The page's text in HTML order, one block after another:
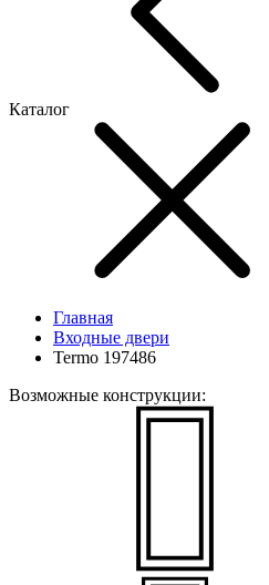
Каталог
Главная
Входные двери
Termo 197486
Возможные конструкции: